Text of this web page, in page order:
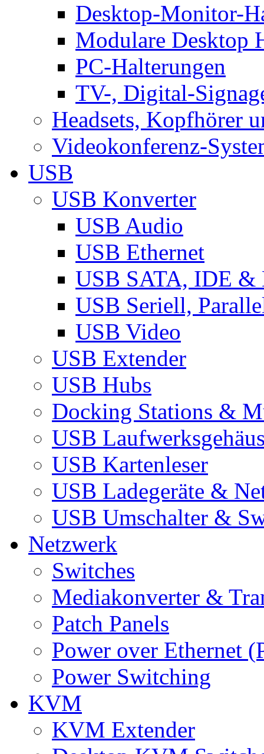
Desktop-Monitor-
Modulare Desktop
PC-Halterungen
TV-, Digital-
Headsets, Kopfhörer
Videokonferenz-
USB
USB Konverter
USB Audio
USB Ethernet
USB SATA, IDE &
USB Seriell,
USB Video
USB Extender
USB Hubs
Docking Stations &
USB
USB Kartenleser
USB Ladegeräte &
USB Umschalter &
Netzwerk
Switches
Mediakonverter &
Patch Panels
Power over Ethernet
Power Switching
KVM
KVM Extender